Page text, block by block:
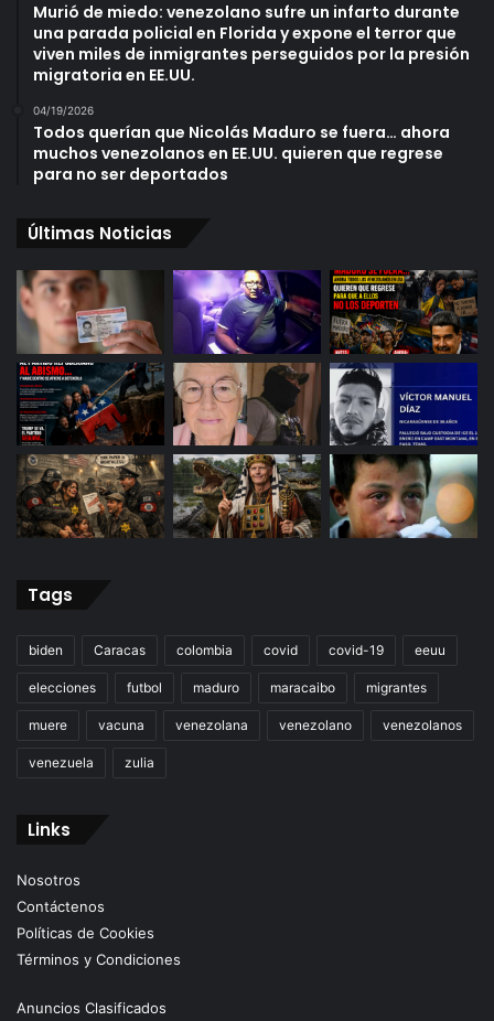
Murió de miedo: venezolano sufre un infarto durante
una parada policial en Florida y expone el terror que
viven miles de inmigrantes perseguidos por la presión
migratoria en EE.UU.
04/19/2026
Todos querían que Nicolás Maduro se fuera… ahora
muchos venezolanos en EE.UU. quieren que regrese
para no ser deportados
Últimas Noticias
Tags
biden Caracas colombia covid covid-19 eeuu
elecciones futbol maduro maracaibo migrantes
muere vacuna venezolana venezolano venezolanos
venezuela zulia
Links
Nosotros
Contáctenos
Políticas de Cookies
Términos y Condiciones
Anuncios Clasificados